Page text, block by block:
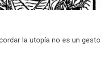
la utopía no es un gesto